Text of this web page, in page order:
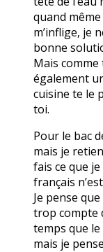
quand
m’inflige, je
bonne
Mais
également
cuisine te le
toi.
Pour le bac
mais je
fais ce que
français
Je pense
trop compte
temps que
mais je